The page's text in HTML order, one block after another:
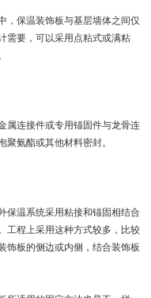
保温装饰板与基层墙体之间仅
需要，可以采用点粘式或满粘
连接件或专用锚固件与龙骨连
氨酯或其他材料密封。
温系统采用粘接和锚固相结合
工程上采用这种方式较多，比较
饰板的侧边或内侧，结合装饰板